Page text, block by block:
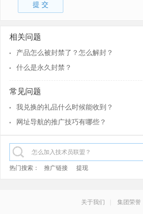
提 交
相关问题
产品怎么被封禁了？怎么解封？
什么是永久封禁？
常见问题
我兑换的礼品什么时候能收到？
网址导航的推广技巧有哪些？
热门搜索： 推广链接 提现
关于我们 集团荣誉